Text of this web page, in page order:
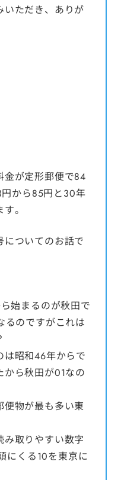
いただき、ありが
金が定形郵便で84
から85円と30年
。
ついてのお話で
始まるのが秋田で
るのですがこれは
は昭和46年からで
ら秋田が01なの
便物が最も多い東
取りやすい数字
頭にくる10を東京に